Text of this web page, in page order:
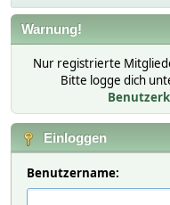
Warnung!
Nur registrierte
Bitte logge dich
Einloggen
Benutzername: